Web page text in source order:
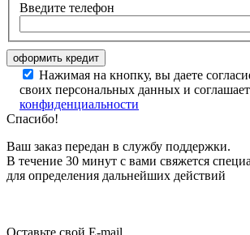
Введите телефон
Нажимая на кнопку, вы даете
своих персональных данных и
конфиденциальности
Спасибо!
Ваш заказ передан в службу поддержки.
В течение 30 минут с вами свяжется
для определения дальнейших действий